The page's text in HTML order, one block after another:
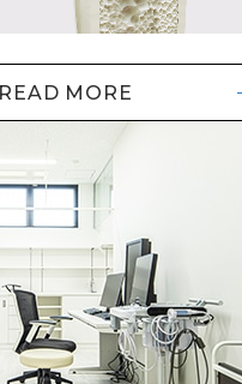
READ MORE